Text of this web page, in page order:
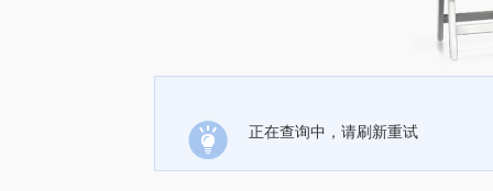
正在查询中，请刷新重试